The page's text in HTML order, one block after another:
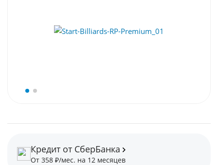
Кредит от СберБанка
От 358 ₽/мес. на 12 месяцев